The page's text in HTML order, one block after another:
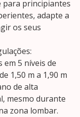
para principiantes
adapte a
os seus
​​em 5 níveis de
1,50 m a 1,90 m
de alta
mesmo durante
zona lombar.